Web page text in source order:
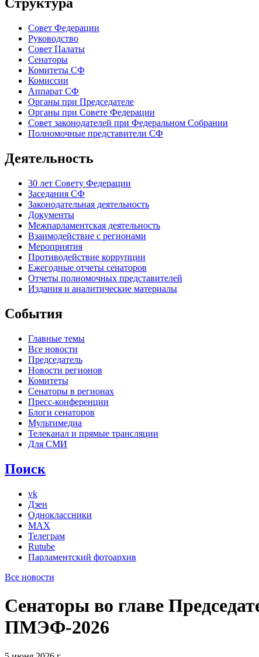
Структура
Совет Федерации
Руководство
Совет Палаты
Сенаторы
Комитеты СФ
Комиссии
Аппарат СФ
Органы при Председателе
Органы при Совете Федерации
Совет законодателей при Федеральном Собрании
Полномочные представители СФ
Деятельность
30 лет Совету Федерации
Заседания СФ
Законодательная деятельность
Документы
Межпарламентская деятельность
Взаимодействие с регионами
Мероприятия
Противодействие коррупции
Ежегодные отчеты сенаторов
Отчеты полномочных представителей
Издания и аналитические материалы
События
Главные темы
Все новости
Председатель
Новости регионов
Комитеты
Сенаторы в регионах
Пресс-конференции
Блоги сенаторов
Мультимедиа
Телеканал и прямые трансляции
Для СМИ
Поиск
vk
Дзен
Одноклассники
MAX
Телеграм
Rutube
Парламентский фотоархив
Все новости
Сенаторы во главе
ПМЭФ-2026